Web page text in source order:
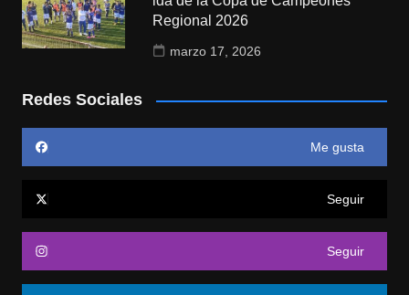
Regional 2026
marzo 17, 2026
Redes Sociales
Me gusta
Seguir
Seguir